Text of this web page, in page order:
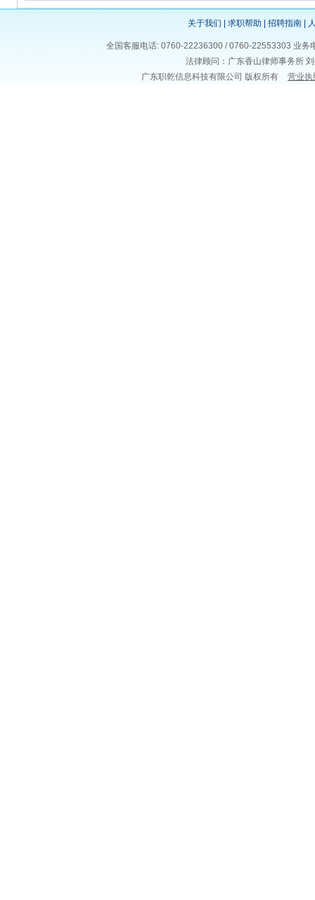
关于我们 求职帮助 招聘指南
全国客服电话: 0760-22236300 / 0760-22553303 业
法律顾问：广东香山律师事务所
广东职乾信息科技有限公司 版权所有
营业执